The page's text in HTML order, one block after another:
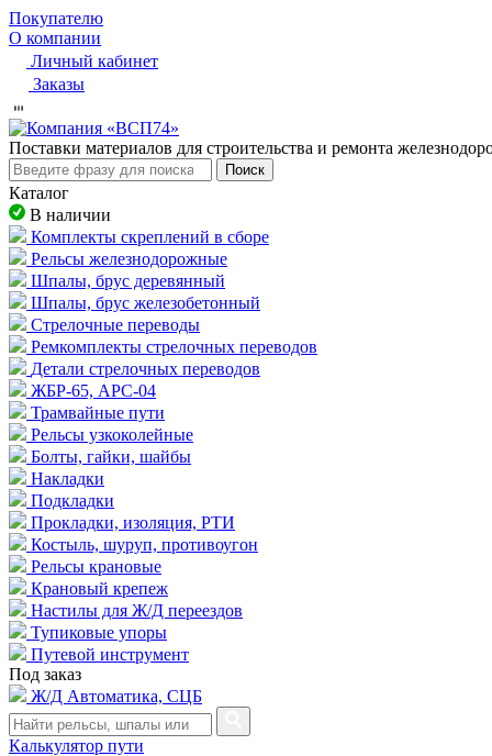
Покупателю
О компании
Личный кабинет
Заказы
Пocтaвки мaтepиaлoв для cтpoитeльcтвa и peмoнтa
Поиск
Каталог
В наличии
Комплекты скреплений в сборе
Рельсы железнодорожные
Шпалы, брус деревянный
Шпалы, брус железобетонный
Стрелочные переводы
Ремкомплекты стрелочных переводов
Детали стрелочных переводов
ЖБР-65, АРС-04
Трамвайные пути
Рельсы узкоколейные
Болты, гайки, шайбы
Накладки
Подкладки
Прокладки, изоляция, РТИ
Костыль, шуруп, противоугон
Рельсы крановые
Крановый крепеж
Настилы для Ж/Д переездов
Тупиковые упоры
Путевой инструмент
Под заказ
Ж/Д Автоматика, СЦБ
Калькулятор пути